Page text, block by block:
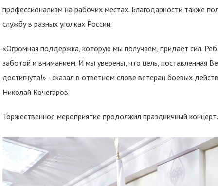
профессионализм на рабочих местах. Благодарности также
службу в разных уголках России.
«Огромная поддержка, которую мы получаем, придает сил.
заботой и вниманием. И мы уверены, что цель, поставленная
достигнута!» - сказал в ответном слове ветеран боевых
Николай Кочегаров.
Торжественное мероприятие продолжил праздничный концерт.